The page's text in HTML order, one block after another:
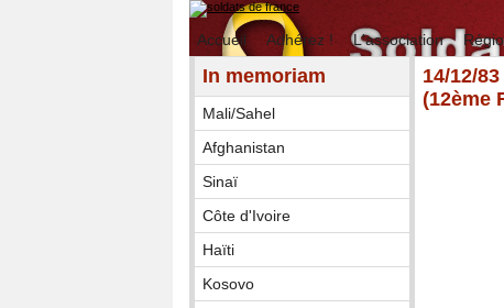
Accueil Adhérez ! L'association
In memoriam
Mali/Sahel
Afghanistan
Sinaï
Côte d'Ivoire
Haïti
Kosovo
14/12/
(12ème